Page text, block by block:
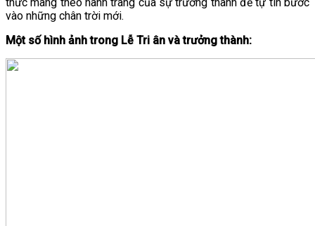
vào những chân trời mới.
Một số hình ảnh trong Lễ Tri ân và trưởng thành: